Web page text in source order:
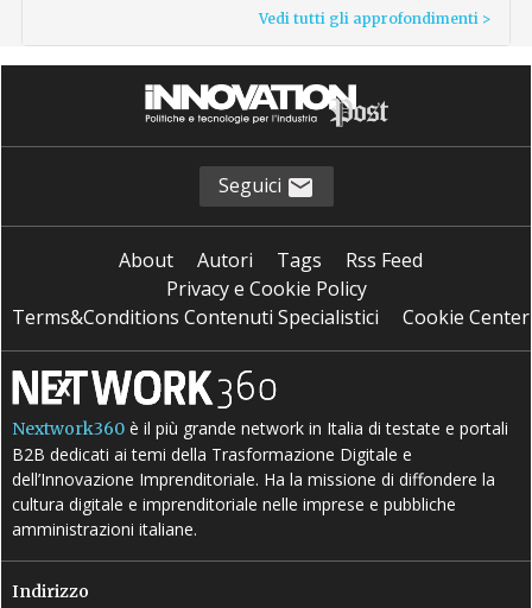
Vedi tutti gli approfondimenti >
Seguici
About Autori Tags
Rss Feed
Privacy e Cookie Policy
Terms&Conditions Contenuti Specialistici
Cookie Center
Nextwork360 è il più grande network in Italia di testate e portali
B2B dedicati ai temi della Trasformazione Digitale e
dell’Innovazione Imprenditoriale. Ha la missione di diffondere la
cultura digitale e imprenditoriale nelle imprese e pubbliche
amministrazioni italiane.
Indirizzo